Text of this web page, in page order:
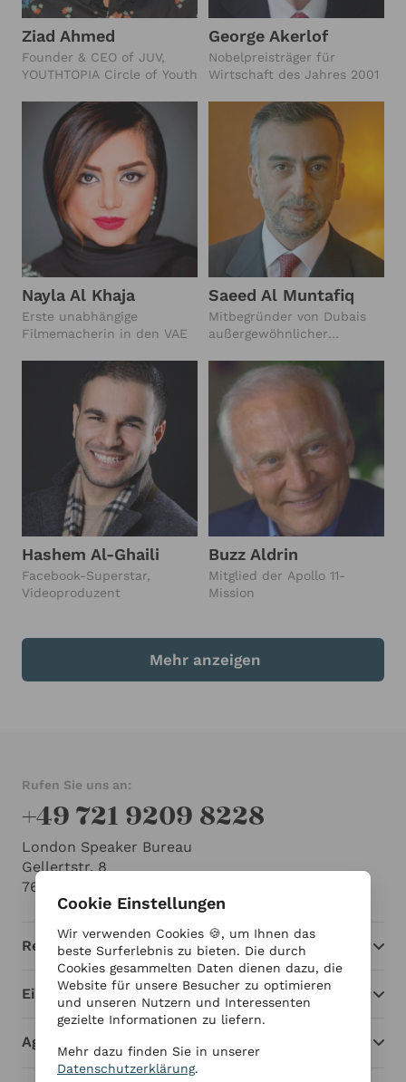
Ziad Ahmed
Founder & CEO of JUV,
YOUTHTOPIA Circle of Youth
George Akerlof
Nobelpreisträger für
Wirtschaft des Jahres 2001
Nayla Al Khaja
Erste unabhängige
Filmemacherin in den VAE
Saeed Al Muntafiq
Mitbegründer von Dubais
außergewöhnlicher
Jahrzehnte
Hashem Al-Ghaili
Facebook-Superstar,
Videoproduzent
Buzz Aldrin
Mitglied der Apollo 11-
Mission
Mehr anzeigen
Rufen Sie uns an:
+49 721 9209 8228
London Speaker Bureau
Gellertstr. 8
76185 Karlsruhe
Redner
Einblicke
Agentur
Cookie Einstellungen
Wir verwenden Cookies 🍪, um Ihnen das
beste Surferlebnis zu bieten. Die durch
Cookies gesammelten Daten dienen dazu, die
Website für unsere Besucher zu optimieren
und unseren Nutzern und Interessenten
gezielte Informationen zu liefern.
Mehr dazu finden Sie in unserer
Datenschutzerklärung.